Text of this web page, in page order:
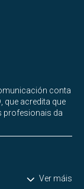
conta
que acredita que
profesionais da
Ver máis